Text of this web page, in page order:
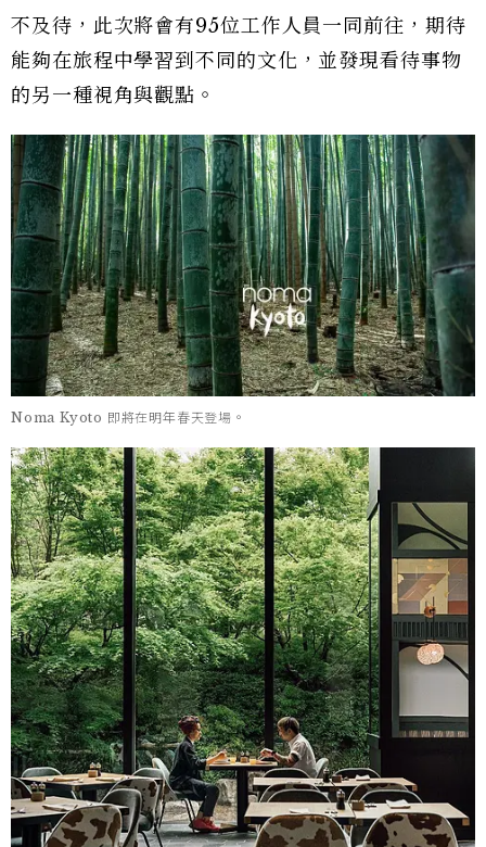
不及待，此次將會有95位工作人員一同前往，期待
能夠在旅程中學習到不同的文化，並發現看待事物
的另一種視角與觀點。
Noma Kyoto 即將在明年春天登場。